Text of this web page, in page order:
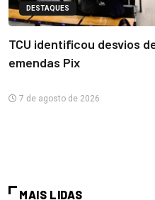
DESTAQUES
TCU identificou desvios
emendas Pix
7 de agosto de 2026
MAIS LIDAS